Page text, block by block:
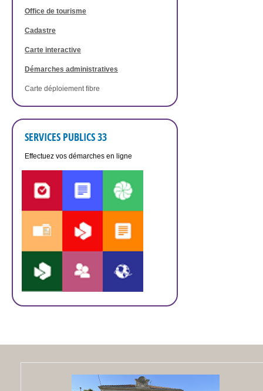
Office de tourisme
Cadastre
Carte interactive
Démarches administratives
Carte déploiement fibre
SERVICES PUBLICS 33
Effectuez vos démarches en ligne